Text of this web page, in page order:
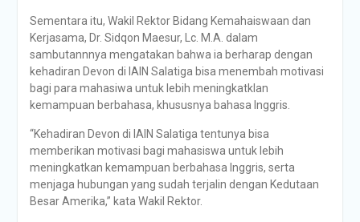
Sementara itu, Wakil Rektor Bidang Kemahaiswaan dan
Kerjasama, Dr. Sidqon Maesur, Lc. M.A. dalam
sambutannnya mengatakan bahwa ia berharap dengan
kehadiran Devon di IAIN Salatiga bisa menembah motivasi
bagi para mahasiwa untuk lebih meningkatklan
kemampuan berbahasa, khususnya bahasa Inggris.
“Kehadiran Devon di IAIN Salatiga tentunya bisa
memberikan motivasi bagi mahasiswa untuk lebih
meningkatkan kemampuan berbahasa Inggris, serta
menjaga hubungan yang sudah terjalin dengan Kedutaan
Besar Amerika,” kata Wakil Rektor.